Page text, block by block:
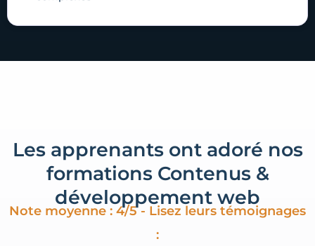
Les apprenants ont adoré nos
formations Contenus &
développement web
Note moyenne : 4/5 - Lisez leurs témoignages
: